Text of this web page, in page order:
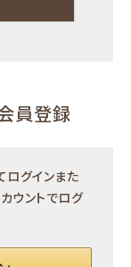
員登録
グインまた
ウントでログ